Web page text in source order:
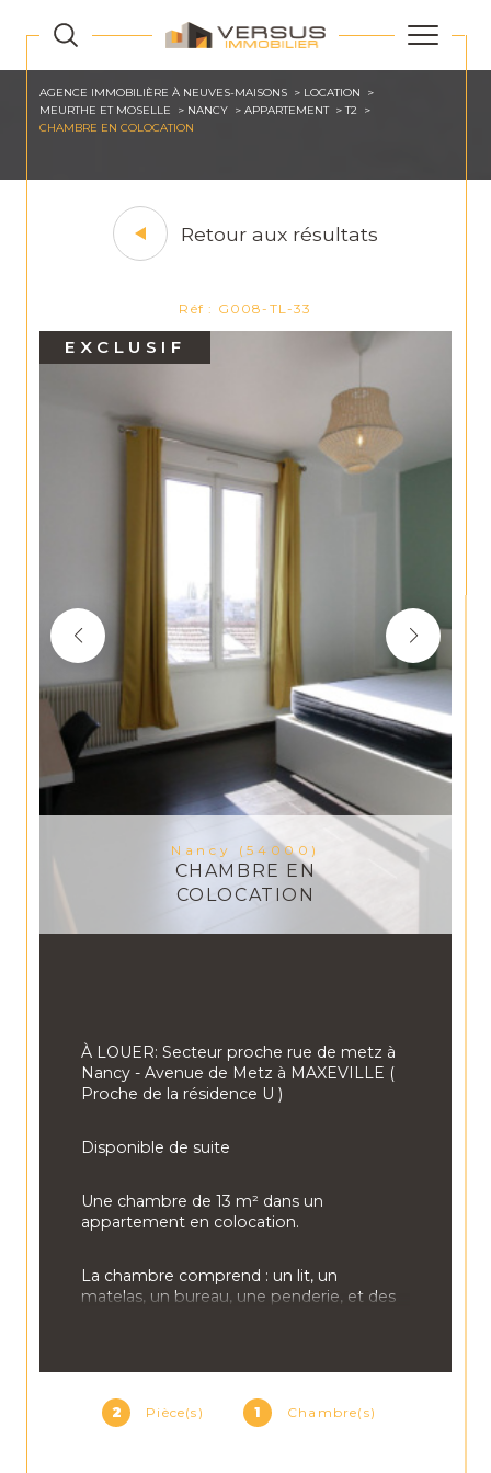
AGENCE IMMOBILIÈRE À NEUVES-MAISONS
LOCATION
MEURTHE ET MOSELLE
NANCY APPARTEMENT
T2
CHAMBRE EN COLOCATION
Retour aux résultats
Réf : G008-TL-33
EXCLUSIF
Nancy (54000)
CHAMBRE EN
COLOCATION
2 Pièce(s) 1 Chambre(s)
À LOUER: Secteur proche rue de metz à
Nancy - Avenue de Metz à MAXEVILLE (
Proche de la résidence U )
Disponible de suite
Une chambre de 13 m² dans un
appartement en colocation.
La chambre comprend : un lit, un
matelas, un bureau, une penderie, et des
Appartement rénové avec gout et